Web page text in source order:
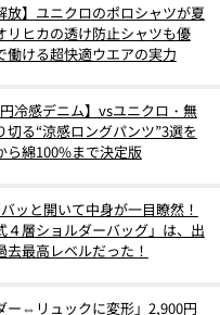
放】ユニクロのポロシャツが夏
リヒカの透け防止シャツも優
働ける超快適ウエアの実力
冷感デニム】vsユニクロ・無
切る“涼感ロングパンツ”3選を
ら綿100%まで決定版
ッと開いて中身が一目瞭然！
４層ショルダーバッグ」は、出
去最高レベルだった！
ー⇔リュックに変形」2,900円